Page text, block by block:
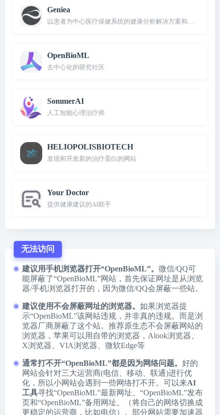
Geniea
以患者为中心医疗保健系统的健康分析解决方案和服务提供商
OpenBioML
去中心化的研究社区
SommerAI
人工智能心理治疗师
HELIOPOLISBIOTECH
发现和开发新的治疗蛋白的网站
Your Doctor
提供健康建议的AI助手
无法访问
建议用手机浏览器打开“OpenBioML”。 微信/QQ可
能屏蔽了“OpenBioML”网站，首先保证网址是从浏览
器/手机浏览器打开的，因为微信/QQ会屏蔽一些站。
建议使用不会屏蔽网址的浏览器。 如果浏览器提
示“OpenBioML”该网站违规，并非真的违规。而是浏
览器厂商屏蔽了这个站。推荐原生态不会屏蔽网站的
浏览器，苹果可以用自带的浏览器， Alook浏览器
X浏览器
VIA浏览器 微软Edge等
通常打不开“OpenBioML”都是因为网络问题。 好的
网站会针对三大运营商(电信、移动、联通)进行优
化，所以小网站会遇到一些网络打不开。可以来AI
工具寻找“OpenBioML”最新网址、“OpenBioML”发布
页和“OpenBioML”备用网址。（将自己的网络切换成
更稳定的运营商，比如电信）。部分网站需要加速器